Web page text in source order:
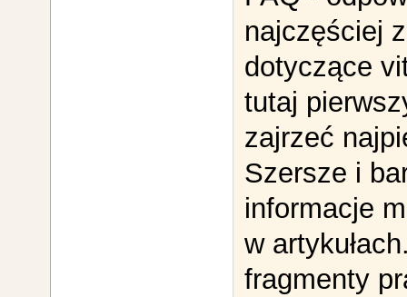
najczęściej
dotyczące
tutaj
zajrzeć
Szersze i
informacje
w
fragmenty